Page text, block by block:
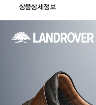
상품상세정보